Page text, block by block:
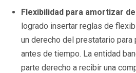
Flexibilidad para amortizar
logrado insertar reglas de
un derecho del prestatario para
antes de tiempo. La entidad
parte derecho a recibir una